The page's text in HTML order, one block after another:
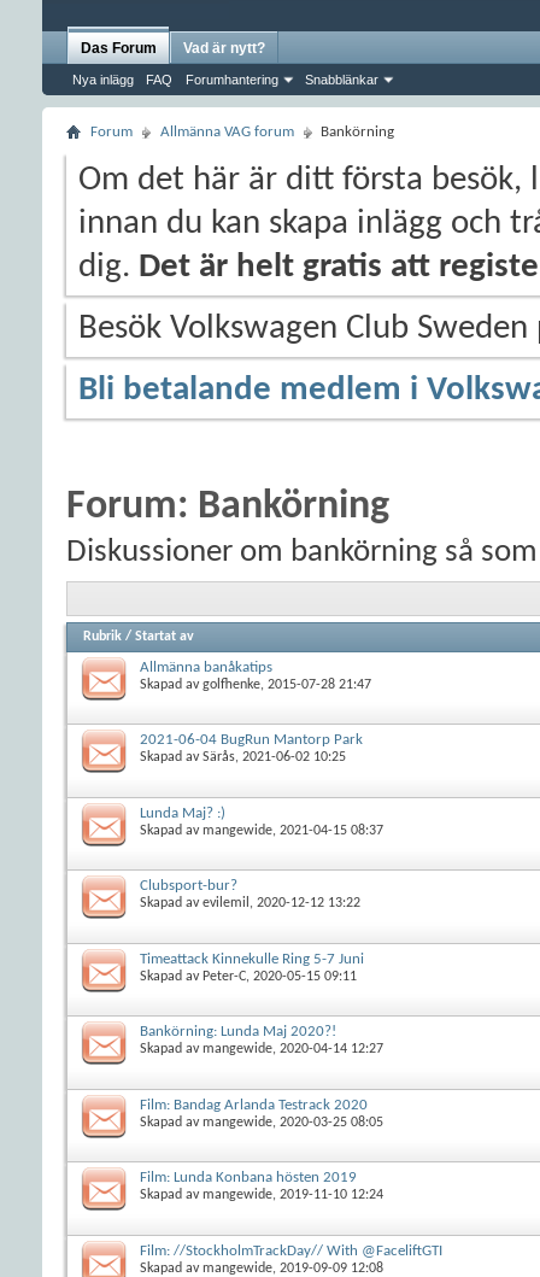
Das Forum
Nya inlägg FAQ Forumhantering Snabblänkar
Vad är nytt?
Forum Allmänna VAG forum Bankörning
Om det här är ditt första besök,
innan du kan skapa inlägg och
dig. Det är helt gratis att
Besök Volkswagen Club
Bli betalande medlem i
Forum: Bankörning
Diskussioner om bankörning så
Rubrik / Startat av
Allmänna banåkatips
Skapad avgolfhenke, 2015-07-28 21:47
2021-06-04 BugRun Mantorp Park
Skapad avSärås, 2021-06-02 10:25
Lunda Maj? :)
Skapad avmangewide, 2021-04-15 08:37
Clubsport-bur?
Skapad avevilemil , 2020-12-12 13:22
Timeattack Kinnekulle Ring 5-7 Juni
Skapad av Peter-C, 2020-05-15 09:11
Bankörning: Lunda Maj 2020?!
Skapad avmangewide, 2020-04-14 12:27
Film: Bandag Arlanda Testrack 2020
Skapad avmangewide, 2020-03-25 08:05
Film: Lunda Konbana hösten 2019
Skapad avmangewide, 2019-11-10 12:24
Film: //StockholmTrackDay// With @FaceliftGTI
Skapad avmangewide, 2019-09-09 12:08